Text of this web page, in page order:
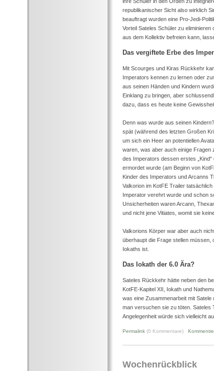
republikanischer Sicht also wirklich
beauftragt wurden eine Pro-Jedi-
Vorteil Sateles Schüler zu
aus dem Kollektiv befreien kann,
Das vergiftete Erbe des
Mit Scourges und Kiras Rückkehr
Imperators kennen zu lernen oder
aus seinen Händen und Kindern
Einklang zu bringen, aber
dazu, dass es heute keine
Denn was wurde aus seinen
spät (während des letzten Großen
um sich ein Heer an potentiellen
waren, was aber auch einige Fragen
des Imperators dessen erstes
ermordet wurde (am Beginn von
Kinder des Imperators und Arcanns
Valkorion im KotFE Trailer
Imperator verehrt wurde und schon
Unsicherheiten waren Arcann,
und nicht jene Vitiates, womit sie
Valkorions Körper war aber auch
überhaupt die Frage stellen müssen,
Iokaths ist.
Das Iokath der 6.0 Ära?
Sateles Rückkehr hätte neben den
KotFE-Kapitel XII, Iokath und
was eine Zusammenarbeit mit
man versuchen sie zu töten. Sateles
Angelegenheit würde sich vielleicht
Permalink (0 Kommentare)
Wochenrückblick